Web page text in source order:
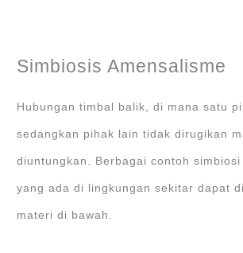
Simbiosis Amensalisme
Hubungan timbal balik, di mana satu
sedangkan pihak lain tidak dirugikan
diuntungkan. Berbagai contoh simbiosi
yang ada di lingkungan sekitar dapat
materi di bawah.